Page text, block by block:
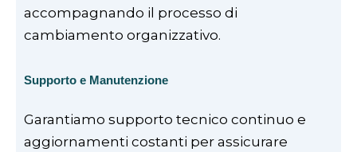
accompagnando il processo di
cambiamento organizzativo.
Supporto e Manutenzione
Garantiamo supporto tecnico continuo e
aggiornamenti costanti per assicurare